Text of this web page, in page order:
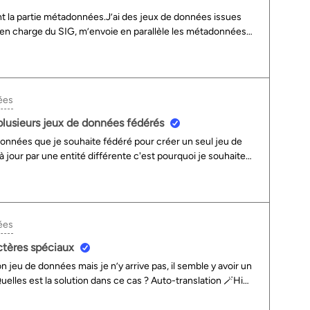
partie métadonnées.J’ai des jeux de données issues
charge du SIG, m’envoie en parallèle les métadonnées
est la meilleure manière pour rattacher ces
? Faut-il ajouter le fichier XML en tant que pièce jointe
source ? Je n’ai jamais pratiqué de la sorte et je ne
am looking for help with the metadata part. I have
in charge of GIS send me in parallel the metadata
best way to link this metadata to the recovered
an attachment to the dataset? should it be added as a
jeux de données fédérés
que je souhaite fédéré pour créer un seul jeu de
jour par une entité différente c'est pourquoi je souhaite
un seul jeu de données agrégateur de toutes les
translation 🪄Hello,I have several datasets that I
dataset is updated by a different entity which is why
spéciaux
jeu de données mais je n’y arrive pas, il semble y avoir un
est la solution dans ce cas ? Auto-translation 🪄Hi
but I can't do it, there seems to be a problem with the